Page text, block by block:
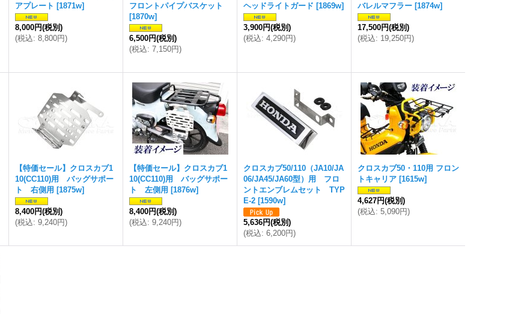
アプレート [1871w]
8,000円(税別)
(税込: 8,800円)
フロントパイプバスケット
[1870w]
6,500円(税別)
(税込: 7,150円)
ヘッドライトガード [1869w]
3,900円(税別)
(税込: 4,290円)
バレルマフラー [1874w]
17,500円(税別)
(税込: 19,250円)
【特価セール】クロスカブ1
10(CC110)用 バッグサポー
ト 右側用 [1875w]
8,400円(税別)
(税込: 9,240円)
【特価セール】クロスカブ1
10(CC110)用 バッグサポー
ト 左側用 [1876w]
8,400円(税別)
(税込: 9,240円)
クロスカブ50/110（JA10/JA
06/JA45/JA60型）用 フロ
ントエンブレムセット TYP
E-2 [1590w]
5,636円(税別)
(税込: 6,200円)
クロスカブ50・110用 フロン
トキャリア [1615w]
4,627円(税別)
(税込: 5,090円)